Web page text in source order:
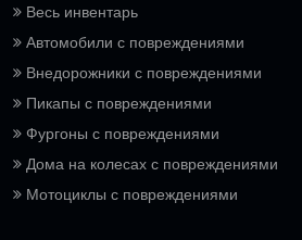
Весь инвентарь
Автомобили с повреждениями
Внедорожники с повреждениями
Пикапы с повреждениями
Фургоны с повреждениями
Дома на колесах с повреждениями
Мотоциклы с повреждениями